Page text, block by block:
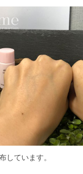
しています。